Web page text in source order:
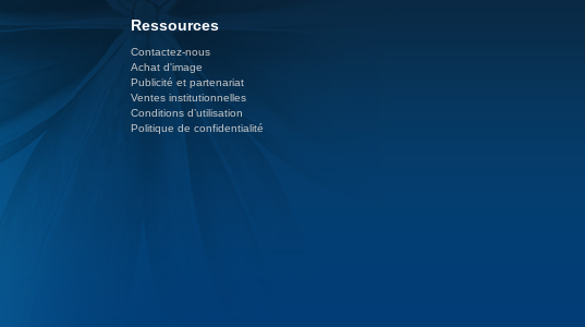
Ressources
Contactez-nous
Achat d'image
Publicité et partenariat
Ventes institutionnelles
Conditions d’utilisation
Politique de confidentialité